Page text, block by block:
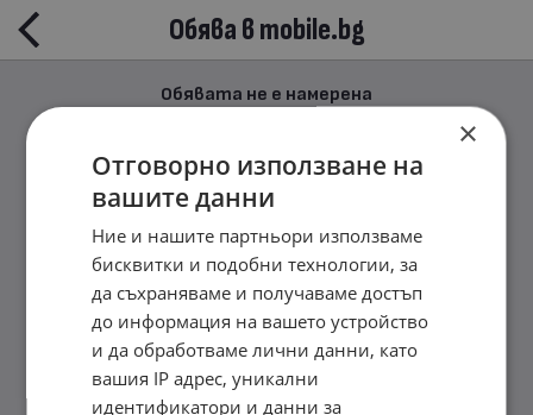
Обява в mobile.bg
Обявата не е намерена
×
Отговорно използване на
вашите данни
Ние и нашите партньори използваме
бисквитки и подобни технологии, за
да съхраняваме и получаваме достъп
до информация на вашето устройство
и да обработваме лични данни, като
вашия IP адрес, уникални
идентификатори и данни за